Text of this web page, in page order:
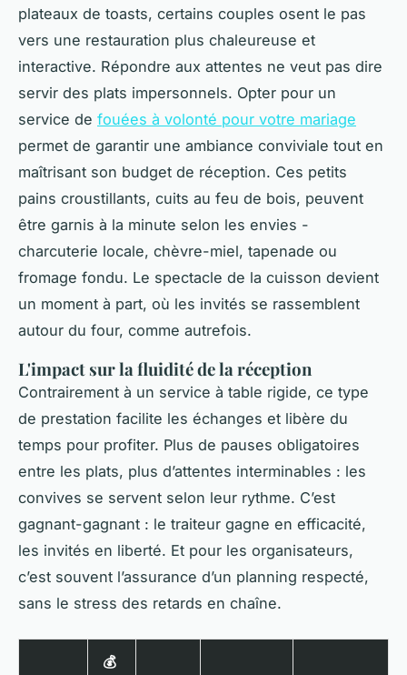
plateaux de toasts, certains couples osent le pas
vers une restauration plus chaleureuse et
interactive. Répondre aux attentes ne veut pas dire
servir des plats impersonnels. Opter pour un
service de fouées à volonté pour votre mariage
permet de garantir une ambiance conviviale tout en
maîtrisant son budget de réception. Ces petits
pains croustillants, cuits au feu de bois, peuvent
être garnis à la minute selon les envies -
charcuterie locale, chèvre-miel, tapenade ou
fromage fondu. Le spectacle de la cuisson devient
un moment à part, où les invités se rassemblent
autour du four, comme autrefois.
L'impact sur la fluidité de la réception
Contrairement à un service à table rigide, ce type
de prestation facilite les échanges et libère du
temps pour profiter. Plus de pauses obligatoires
entre les plats, plus d’attentes interminables : les
convives se servent selon leur rythme. C’est
gagnant-gagnant : le traiteur gagne en efficacité,
les invités en liberté. Et pour les organisateurs,
c’est souvent l’assurance d’un planning respecté,
sans le stress des retards en chaîne.
💰